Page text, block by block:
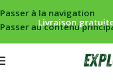
Passer à la navigation
Passer au contenu
Livraison